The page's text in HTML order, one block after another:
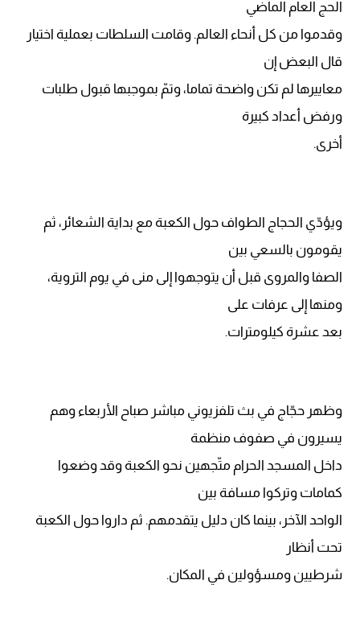
الحج العام الماضي
وقدموا من كل أنحاء العالم. وقامت السلطات بعملية اختيار
قال البعض إن
معاييرها لم تكن واضحة تماما، وتمّ بموجبها قبول طلبات
ورفض أعداد كبيرة
أخرى.
ويؤدّي الحجاج الطواف حول الكعبة مع بداية الشعائر، ثم
يقومون بالسعي بين
الصفا والمروى قبل أن يتوجهوا إلى منى في يوم التروية،
ومنها إلى عرفات على
بعد عشرة كيلومترات.
وظهر حجّاج في بث تلفزيوني مباشر صباح الأربعاء وهم
يسيرون في صفوف منظمة
داخل المسجد الحرام متّجهين نحو الكعبة وقد وضعوا
كمامات وتركوا مسافة بين
الواحد الآخر، بينما كان دليل يتقدمهم. ثم داروا حول الكعبة
تحت أنظار
شرطيين ومسؤولين في المكان.